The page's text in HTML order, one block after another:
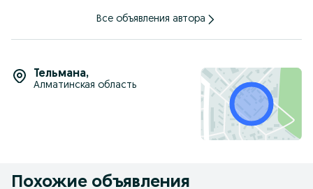
Все объявления автора
Тельмана,
Алматинская область
Похожие объявления